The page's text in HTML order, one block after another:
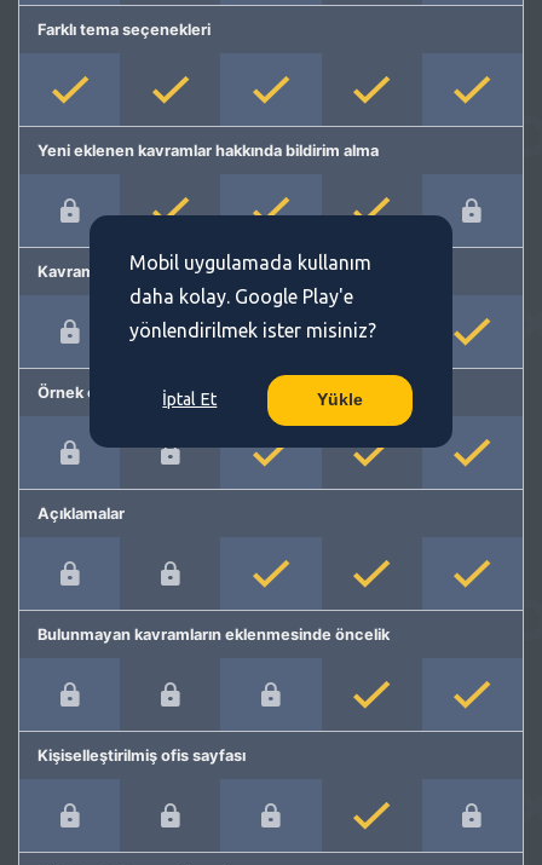
Farklı tema seçenekleri
Yeni eklenen kavramlar hakkında bildirim alma
Kavram önerme
Örnek cümleler
Açıklamalar
Bulunmayan kavramların eklenmesinde öncelik
Kişiselleştirilmiş ofis sayfası
Mobil uygulamada kullanım
daha kolay. Google Play'e
yönlendirilmek ister misiniz?
İptal Et Yükle